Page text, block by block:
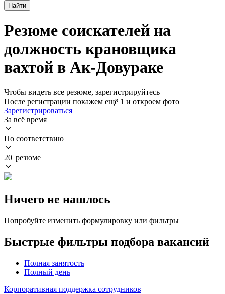
Найти
Резюме соискателей на
должность крановщика
вахтой в Ак-Довураке
Чтобы видеть все резюме, зарегистрируйтесь
После регистрации покажем ещё 1 и откроем фото
Зарегистрироваться
За всё время
По соответствию
20 резюме
Ничего не нашлось
Попробуйте изменить формулировку или фильтры
Быстрые фильтры подбора вакансий
Полная занятость
Полный день
Корпоративная поддержка сотрудников